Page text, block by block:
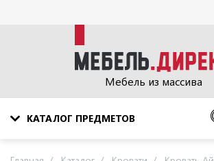
Мебель из массива
КАТАЛОГ ПРЕДМЕТОВ